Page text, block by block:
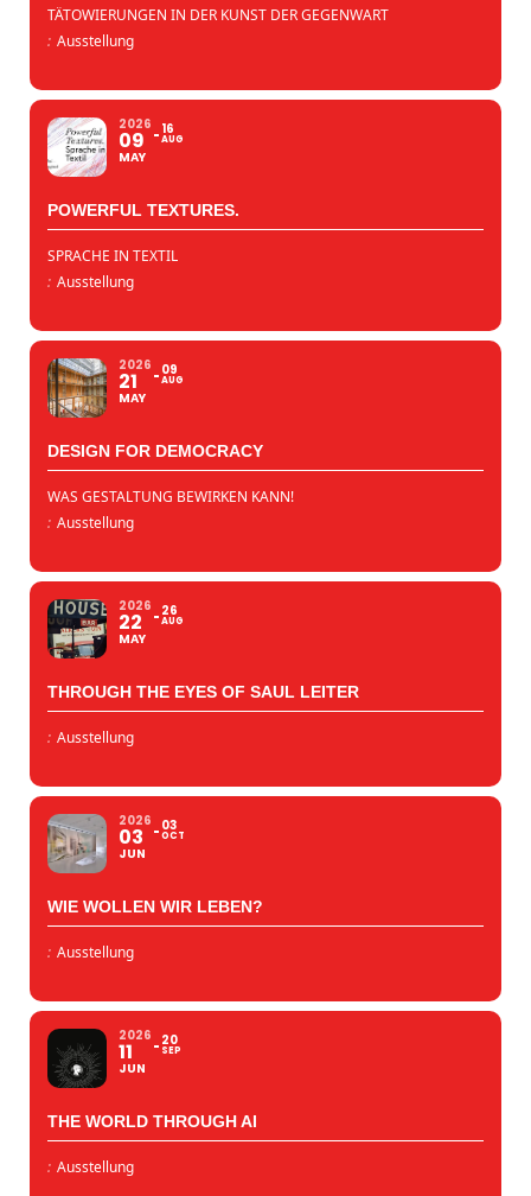
TÄTOWIERUNGEN IN DER KUNST DER GEGENWART
: Ausstellung
2026
09
MAY
16
AUG
POWERFUL TEXTURES.
SPRACHE IN TEXTIL
: Ausstellung
2026
21
MAY
09
AUG
DESIGN FOR DEMOCRACY
WAS GESTALTUNG BEWIRKEN KANN!
: Ausstellung
2026
22
MAY
26
AUG
THROUGH THE EYES OF SAUL LEITER
: Ausstellung
2026
03
JUN
03
OCT
WIE WOLLEN WIR LEBEN?
: Ausstellung
2026
11
JUN
20
SEP
THE WORLD THROUGH AI
: Ausstellung